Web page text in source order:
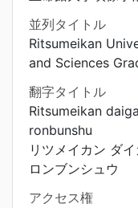
並列タイトル
Ritsumeikan
and Sciences
翻字タイトル
Ritsumeikan
ronbunshu
リツメイカン ダ
ロンブンシュウ
アクセス権